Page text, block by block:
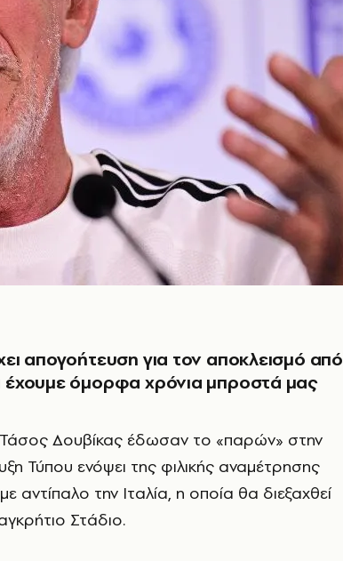
απογοήτευση για τον αποκλεισμό από
έχουμε όμορφα χρόνια μπροστά μας
Τάσος Δουβίκας έδωσαν το «παρών» στην
Τύπου ενόψει της φιλικής αναμέτρησης
αντίπαλο την Ιταλία, η οποία θα διεξαχθεί
Στάδιο.